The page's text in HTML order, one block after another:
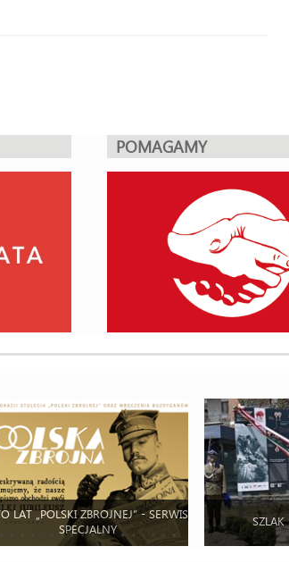
POMAGAMY
LAT „POLSKI ZBROJNEJ” - SERWIS
SPECJALNY
SZLAK